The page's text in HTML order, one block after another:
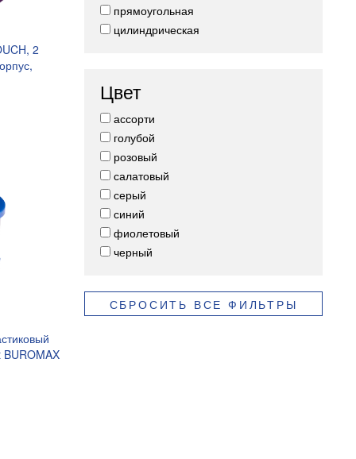
2
BUROMAX
прямоугольная
цилиндрическая
Цвет
ассорти
голубой
розовый
салатовый
серый
синий
фиолетовый
черный
СБРОСИТЬ ВСЕ ФИЛЬТРЫ